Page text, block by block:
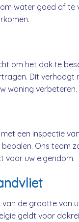
water goed af te
om het dak te
Dit verhoogt
woning verbeteren.
een inspectie
Ons team
voor uw eigendom.
van de grootte van
geldt voor